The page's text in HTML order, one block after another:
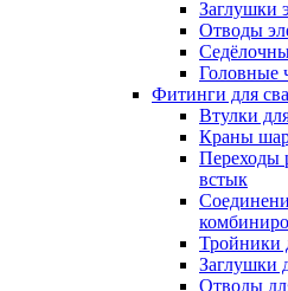
Заглушки
Отводы
Головные
Фитинги для
Втулки
Краны
Переходы
встык
Тройники
Заглушки
Отводы